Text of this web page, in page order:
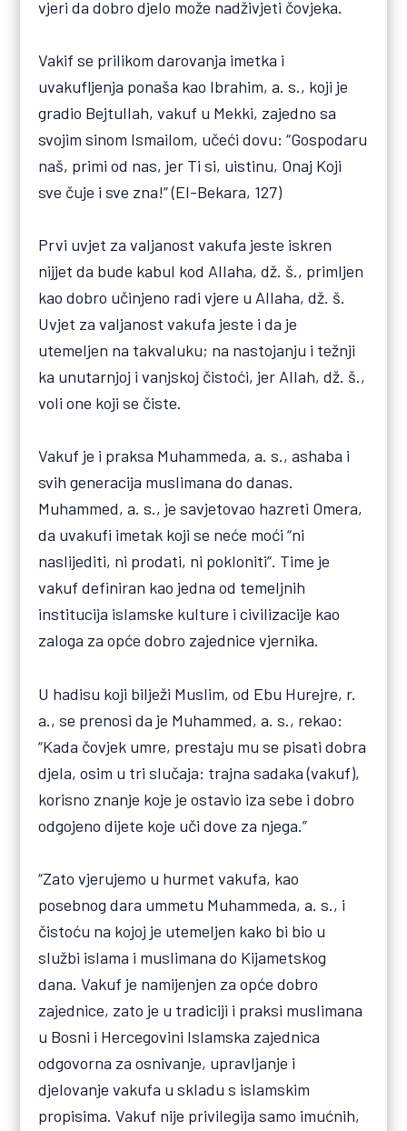
vjeri da dobro djelo može nadživjeti čovjeka.
Vakif se prilikom darovanja imetka i
uvakufljenja ponaša kao Ibrahim, a. s., koji je
gradio Bejtullah, vakuf u Mekki, zajedno sa
svojim sinom Ismailom, učeći dovu: “Gospodaru
naš, primi od nas, jer Ti si, uistinu, Onaj Koji
sve čuje i sve zna!” (El-Bekara, 127)
Prvi uvjet za valjanost vakufa jeste iskren
nijjet da bude kabul kod Allaha, dž. š., primljen
kao dobro učinjeno radi vjere u Allaha, dž. š.
Uvjet za valjanost vakufa jeste i da je
utemeljen na takvaluku; na nastojanju i težnji
ka unutarnjoj i vanjskoj čistoći, jer Allah, dž. š.,
voli one koji se čiste.
Vakuf je i praksa Muhammeda, a. s., ashaba i
svih generacija muslimana do danas.
Muhammed, a. s., je savjetovao hazreti Omera,
da uvakufi imetak koji se neće moći “ni
naslijediti, ni prodati, ni pokloniti”. Time je
vakuf definiran kao jedna od temeljnih
institucija islamske kulture i civilizacije kao
zaloga za opće dobro zajednice vjernika.
U hadisu koji bilježi Muslim, od Ebu Hurejre, r.
a., se prenosi da je Muhammed, a. s., rekao:
“Kada čovjek umre, prestaju mu se pisati dobra
djela, osim u tri slučaja: trajna sadaka (vakuf),
korisno znanje koje je ostavio iza sebe i dobro
odgojeno dijete koje uči dove za njega.”
“Zato vjerujemo u hurmet vakufa, kao
posebnog dara ummetu Muhammeda, a. s., i
čistoću na kojoj je utemeljen kako bi bio u
službi islama i muslimana do Kijametskog
dana. Vakuf je namijenjen za opće dobro
zajednice, zato je u tradiciji i praksi muslimana
u Bosni i Hercegovini Islamska zajednica
odgovorna za osnivanje, upravljanje i
djelovanje vakufa u skladu s islamskim
propisima. Vakuf nije privilegija samo imućnih,